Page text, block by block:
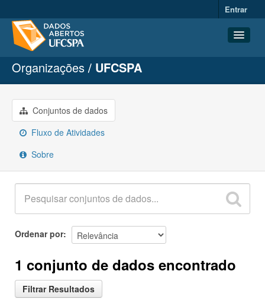
Entrar
Conjuntos de dados
Organizações
Grupos
Sobre
Organizações UFCSPA
Conjuntos de dados
Fluxo de Atividades
Sobre
Ordenar por
1 conjunto de dados encontrado
Filtrar Resultados